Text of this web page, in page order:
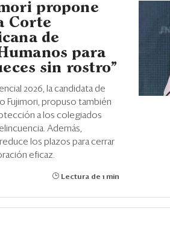
propone
Corte
de
para
sin rostro”
2026, la candidata de
Fujimori, propuso también
a los colegiados
Además,
los plazos para cerrar
eficaz.
Lectura de 1 min